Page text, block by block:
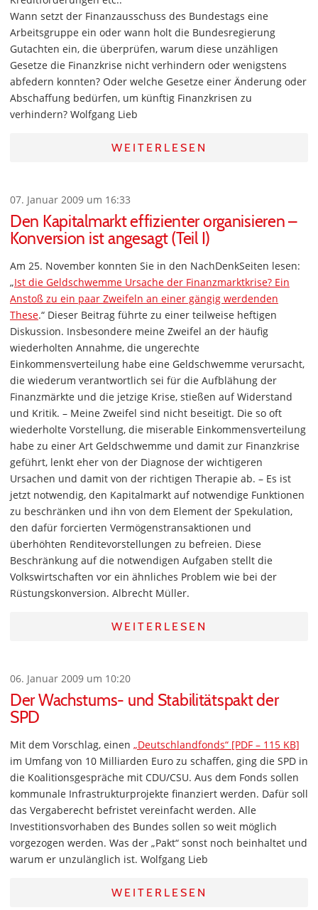
Wann setzt der Finanzausschuss des Bundestags eine
Arbeitsgruppe ein oder wann holt die Bundesregierung
Gutachten ein, die überprüfen, warum diese unzähligen
Gesetze die Finanzkrise nicht verhindern oder wenigstens
abfedern konnten? Oder welche Gesetze einer Änderung oder
Abschaffung bedürfen, um künftig Finanzkrisen zu
verhindern? Wolfgang Lieb
WEITERLESEN
07. Januar 2009 um 16:33
Den Kapitalmarkt effizienter organisieren –
Konversion ist angesagt (Teil I)
Am 25. November konnten Sie in den NachDenkSeiten lesen:
„Ist die Geldschwemme Ursache der Finanzmarktkrise? Ein
Anstoß zu ein paar Zweifeln an einer gängig werdenden
These.“ Dieser Beitrag führte zu einer teilweise heftigen
Diskussion. Insbesondere meine Zweifel an der häufig
wiederholten Annahme, die ungerechte
Einkommensverteilung habe eine Geldschwemme verursacht,
die wiederum verantwortlich sei für die Aufblähung der
Finanzmärkte und die jetzige Krise, stießen auf Widerstand
und Kritik. – Meine Zweifel sind nicht beseitigt. Die so oft
wiederholte Vorstellung, die miserable Einkommensverteilung
habe zu einer Art Geldschwemme und damit zur Finanzkrise
geführt, lenkt eher von der Diagnose der wichtigeren
Ursachen und damit von der richtigen Therapie ab. – Es ist
jetzt notwendig, den Kapitalmarkt auf notwendige Funktionen
zu beschränken und ihn von dem Element der Spekulation,
den dafür forcierten Vermögenstransaktionen und
überhöhten Renditevorstellungen zu befreien. Diese
Beschränkung auf die notwendigen Aufgaben stellt die
Volkswirtschaften vor ein ähnliches Problem wie bei der
Rüstungskonversion. Albrecht Müller.
WEITERLESEN
06. Januar 2009 um 10:20
Der Wachstums- und Stabilitätspakt der
SPD
Mit dem Vorschlag, einen „Deutschlandfonds“ [PDF – 115 KB]
im Umfang von 10 Milliarden Euro zu schaffen, ging die SPD in
die Koalitionsgespräche mit CDU/CSU. Aus dem Fonds sollen
kommunale Infrastrukturprojekte finanziert werden. Dafür soll
das Vergaberecht befristet vereinfacht werden. Alle
Investitionsvorhaben des Bundes sollen so weit möglich
vorgezogen werden. Was der „Pakt“ sonst noch beinhaltet und
warum er unzulänglich ist. Wolfgang Lieb
WEITERLESEN